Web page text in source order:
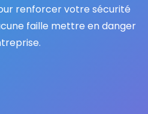
renforcer votre sécurité
faille mettre en danger